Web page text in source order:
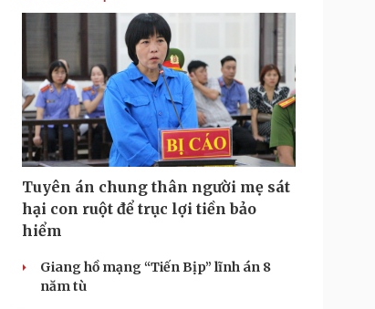
Tuyên án chung thân người mẹ sát
hại con ruột để trục lợi tiền bảo
hiểm
Giang hồ mạng “Tiến Bịp” lĩnh án 8
năm tù